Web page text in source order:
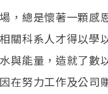
，總是懷著一顆感
關科系人才得以學
與能量，造就了數
在努力工作及公司